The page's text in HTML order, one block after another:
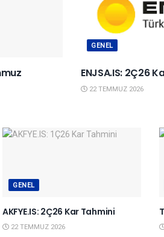
GENEL
ENJSA.IS: 2Ç26
22 TEMMUZ 2026
GENEL
AKFYE.IS: 2Ç26 Kar Tahmini
22 TEMMUZ 2026